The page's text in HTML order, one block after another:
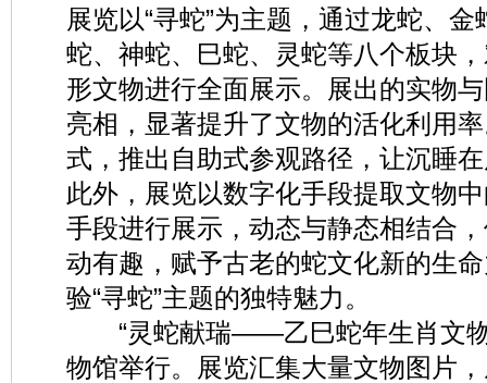
展览以“寻蛇”为主题，通过龙蛇、
蛇、神蛇、巳蛇、灵蛇等八个板块
形文物进行全面展示。展出的实物
亮相，显著提升了文物的活化利用
式，推出自助式参观路径，让沉睡
此外，展览以数字化手段提取文物
手段进行展示，动态与静态相结合
动有趣，赋予古老的蛇文化新的生
验“寻蛇”主题的独特魅力。
“灵蛇献瑞——乙巳蛇年生肖文物
物馆举行。展览汇集大量文物图片